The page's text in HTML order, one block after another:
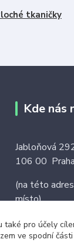
tkaničky
Kde nás
Jabloňová
106 00
(na této
místo)
pro účely
ve spodní